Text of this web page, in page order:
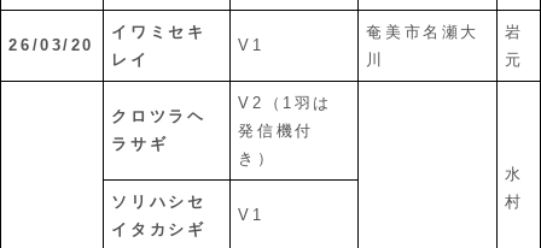
26/03/20
イワミセキ
レイ
V1
奄美市名瀬大
川
岩
元
クロツラヘ
ラサギ
V2（1羽は
発信機付
き）
水
村
ソリハシセ
イタカシギ
V1